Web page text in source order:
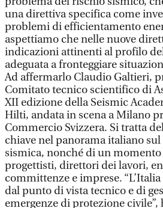
una direttiva specifica come
problemi di efficientamento
aspettiamo che nelle nuove
indicazioni attinenti al profilo
adeguata a fronteggiare
Ad affermarlo Claudio Galtieri,
Comitato tecnico scientifico di
XII edizione della Seismic
Hilti, andata in scena a Milano
Commercio Svizzera. Si tratta
chiave nel panorama italiano
sismica, nonché di un
progettisti, direttori dei lavori,
committenze e imprese.
dal punto di vista tecnico e di
emergenze di protezione civile”,